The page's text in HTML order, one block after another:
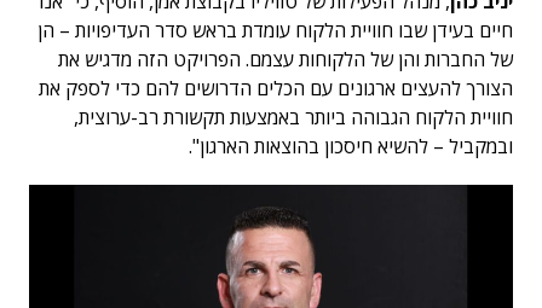
חיים בעידן שבו חוויית הלקוח עומדת בראש סדר העדיפויות – הן
של החברות והן של הלקוחות עצמם. הפרויקט הזה מדגיש את
הצורך להעצים ארגונים עם הכלים הדרושים להם כדי לספק את
חוויית הלקוח הגבוהה ביותר באמצעות תקשורת רב-ערוצית,
ובמקביל – להשיא חיסכון בהוצאות הארגון".